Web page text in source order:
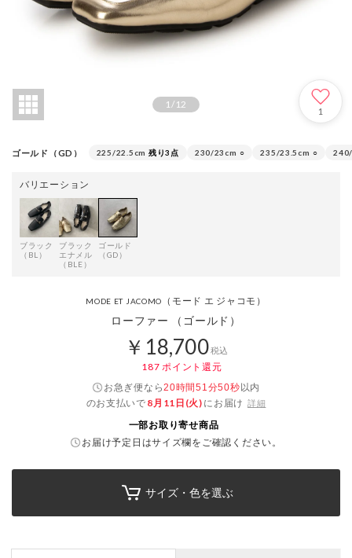
1/ 12
1
ゴールド（GD） 225/22.5cm 残り3点 230/23cm ○ 235/23.5cm ○
バリエーション
ブラック
（BL）
ブラック
エナメル
（BLE）
ゴールド
（GD）
MODE ET JACOMO （モード エ ジャコモ）
ローファー （ゴールド）
￥18,700税込
187 ポイント還元
お急ぎ便なら20時間51分49秒以内
のお支払いで 8月11日(火) にお届け 詳細
一部お取り寄せ商品
お届け予定日はサイズ欄をご確認ください。
サイズ・色を選ぶ